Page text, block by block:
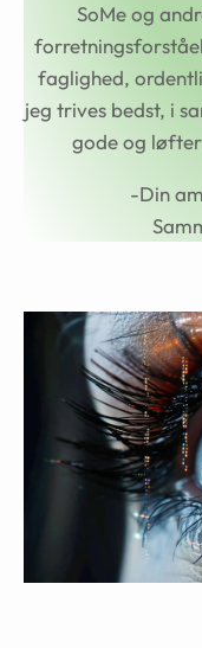
SoMe og
faglighed,
jeg trives bedst, i
gode og
-Din